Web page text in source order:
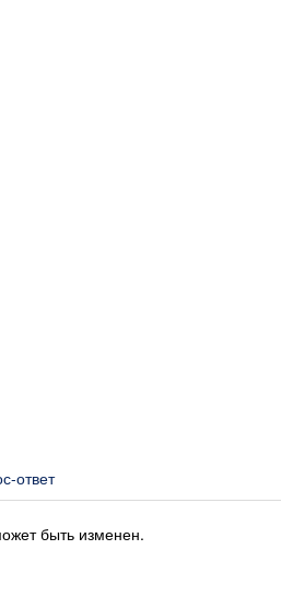
ответ
быть изменен.